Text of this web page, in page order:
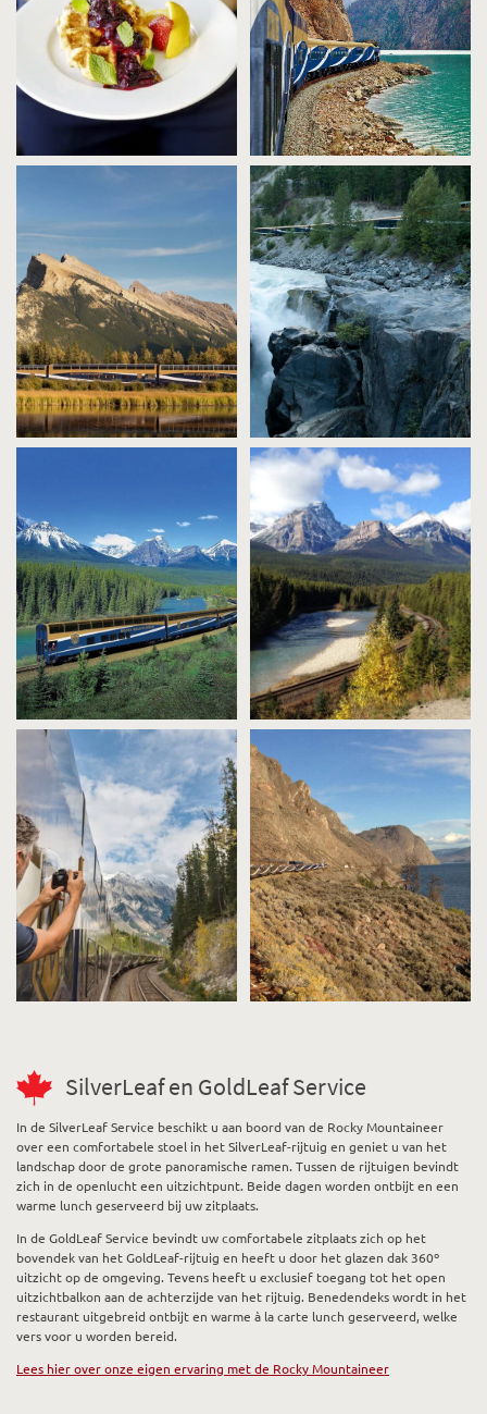
SilverLeaf en GoldLeaf Service
In de SilverLeaf Service beschikt u aan boord van de Rocky Mountaineer
over een comfortabele stoel in het SilverLeaf-rijtuig en geniet u van het
landschap door de grote panoramische ramen. Tussen de rijtuigen bevindt
zich in de openlucht een uitzichtpunt. Beide dagen worden ontbijt en een
warme lunch geserveerd bij uw zitplaats.
In de GoldLeaf Service bevindt uw comfortabele zitplaats zich op het
bovendek van het GoldLeaf-rijtuig en heeft u door het glazen dak 360º
uitzicht op de omgeving. Tevens heeft u exclusief toegang tot het open
uitzichtbalkon aan de achterzijde van het rijtuig. Benedendeks wordt in het
restaurant uitgebreid ontbijt en warme à la carte lunch geserveerd, welke
vers voor u worden bereid.
Lees hier over onze eigen ervaring met de Rocky Mountaineer